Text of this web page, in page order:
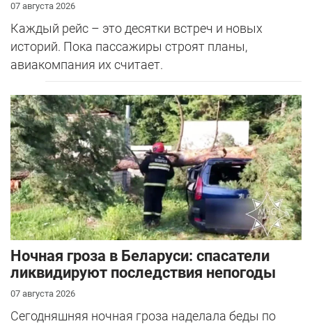
07 августа 2026
Каждый рейс – это десятки встреч и новых
историй. Пока пассажиры строят планы,
авиакомпания их считает.
Ночная гроза в Беларуси: спасатели
ликвидируют последствия непогоды
07 августа 2026
Сегодняшняя ночная гроза наделала беды по